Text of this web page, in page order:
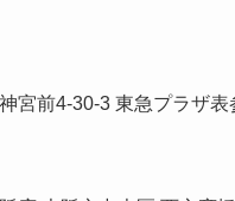
宮前4-30-3 東急プラザ